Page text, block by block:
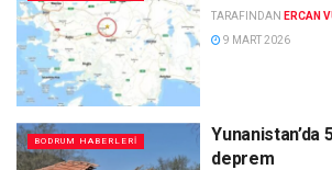
TARAFINDAN ERCAN
9 MART 2026
BODRUM HABERLERI
Yunanistan’da
deprem